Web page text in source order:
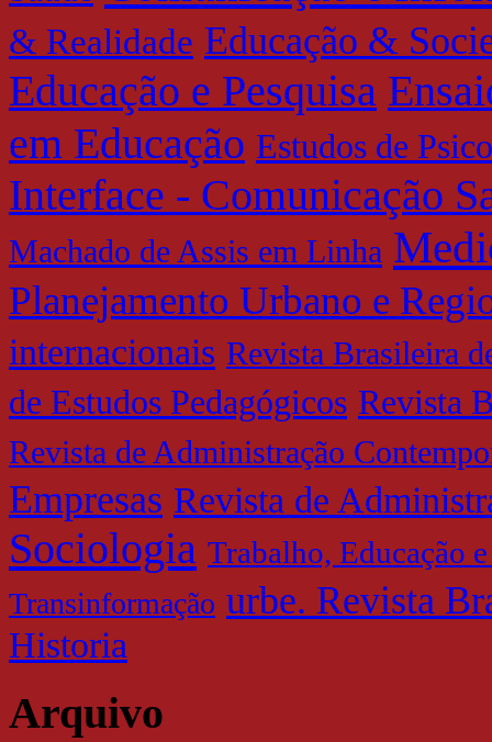
& Realidade Educação &
Educação e Pesquisa
em Educação Estudos de
Interface - Comunicação
Machado de Assis em Linha
Planejamento Urbano e
internacionais Revista Brasileira
de Estudos Pedagógicos Revista
Revista de Administração
Empresas Revista de
Sociologia Trabalho, Educação
Transinformação urbe. Revista
Historia
Arquivo